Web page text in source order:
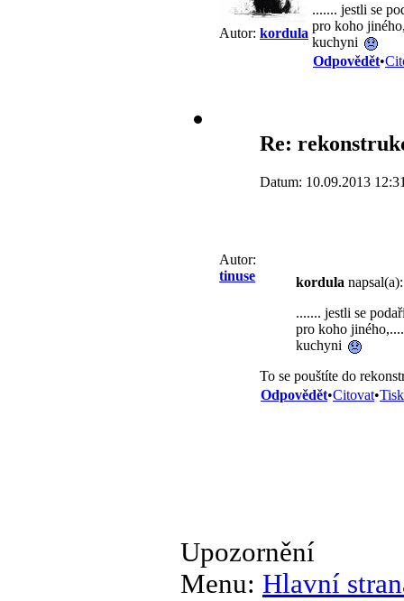
Autor: kordula
....... jestli se
pro koho
kuchyni
Odpovědět•
Autor:
tinuse
Re:
Datum: 10.09.2013
kordula napsal(a):
....... jestli se
pro koho
kuchyni
To se pouštíte do
Odpovědět•Citovat•Tisk
Upozornění
Menu: Hlavní